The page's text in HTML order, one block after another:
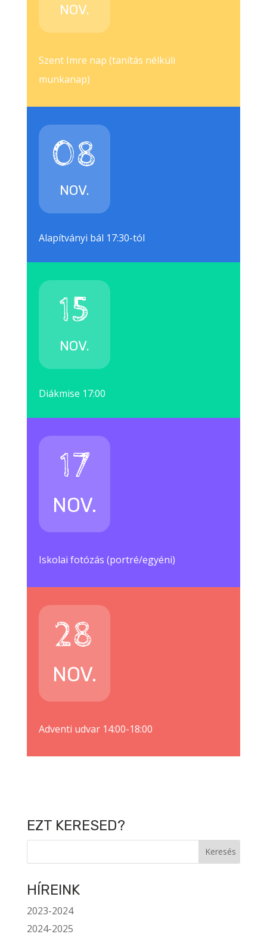
NOV.
Szent Imre nap (tanítás nélküli
munkanap)
08
NOV.
Alapítványi bál 17:30-tól
15
NOV.
Diákmise 17:00
17
NOV.
Iskolai fotózás (portré/egyéni)
28
NOV.
Adventi udvar 14:00-18:00
EZT KERESED?
HÍREINK
2023-2024
2024-2025